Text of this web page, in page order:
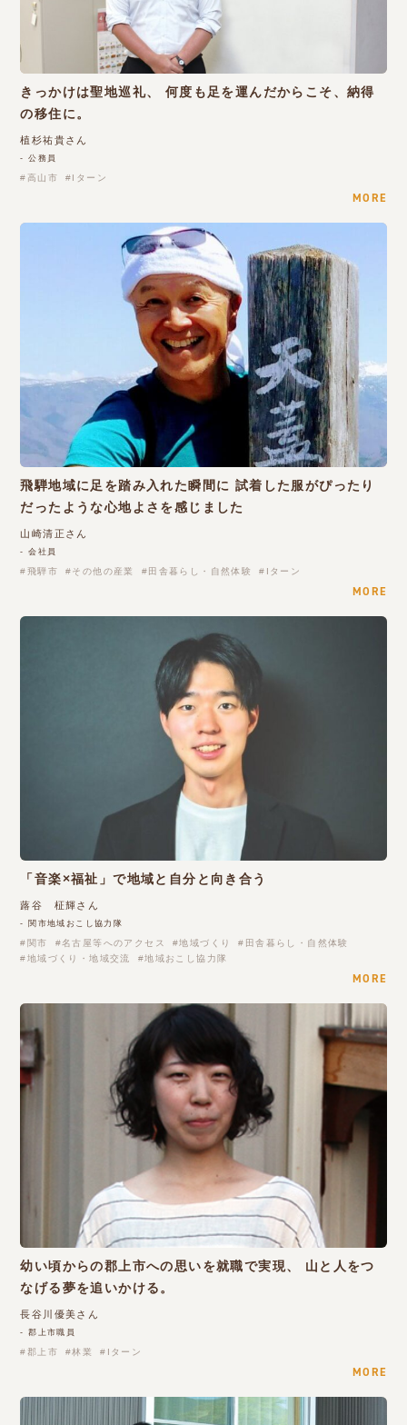
きっかけは聖地巡礼、 何度も足を運んだからこそ、納得
の移住に。
植杉祐貴さん
- 公務員
高山市 Iターン
MORE
飛騨地域に足を踏み入れた瞬間に 試着した服がぴったり
だったような心地よさを感じました
山崎清正さん
- 会社員
飛騨市 その他の産業 田舎暮らし・自然体験 Iターン
MORE
「音楽×福祉」で地域と自分と向き合う
蕗谷 柾輝さん
- 関市地域おこし協力隊
関市 名古屋等へのアクセス 地域づくり
田舎暮らし・自然体験
地域づくり・地域交流
地域おこし協力隊
MORE
幼い頃からの郡上市への思いを就職で実現、 山と人をつ
なげる夢を追いかける。
長谷川優美さん
- 郡上市職員
郡上市 林業 Iターン
MORE